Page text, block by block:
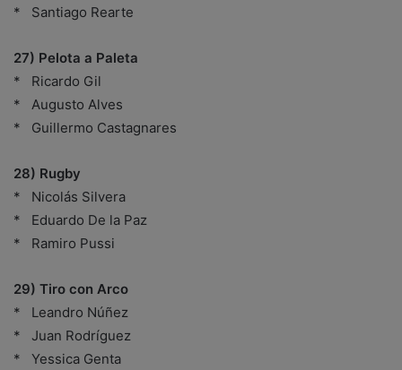
* Santiago Rearte
27) Pelota a Paleta
* Ricardo Gil
* Augusto Alves
* Guillermo Castagnares
28) Rugby
* Nicolás Silvera
* Eduardo De la Paz
* Ramiro Pussi
29) Tiro con Arco
* Leandro Núñez
* Juan Rodríguez
* Yessica Genta